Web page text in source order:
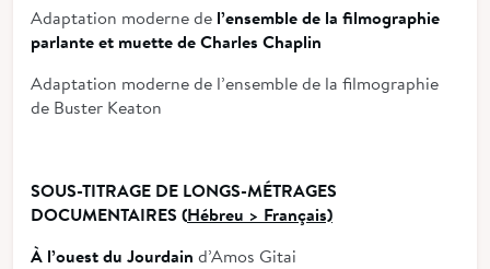
Adaptation moderne de l’ensemble de la filmographie
parlante et muette de Charles Chaplin
Adaptation moderne de l’ensemble de la filmographie
de Buster Keaton
SOUS-TITRAGE DE LONGS-MÉTRAGES
DOCUMENTAIRES (Hébreu > Français)
À l’ouest du Jourdain d’Amos Gitai